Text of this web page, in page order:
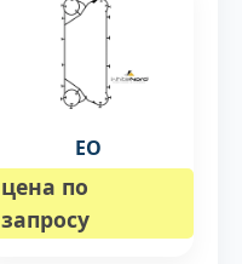
EO
цена по
запросу